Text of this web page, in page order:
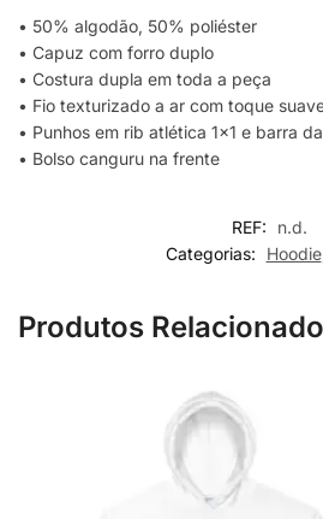
• 50% algodão, 50% poliéster
• Capuz com forro duplo
• Costura dupla em toda a peça
• Fio texturizado a ar com toque
• Punhos em rib atlética 1×1 e barra
• Bolso canguru na frente
REF:
n.d.
Categorias:
Hoodie
Produtos